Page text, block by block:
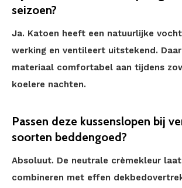
seizoen?
Ja. Katoen heeft een natuurlijke
werking en ventileert uitstekend.
materiaal comfortabel aan tijdens
koelere nachten.
Passen deze kussenslopen bij
soorten beddengoed?
Absoluut. De neutrale crèmekleur
combineren met effen